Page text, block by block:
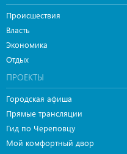
Происшествия
Власть
Экономика
Отдых
ПРОЕКТЫ
Городская афиша
Прямые трансляции
Гид по Череповцу
Мой комфортный двор